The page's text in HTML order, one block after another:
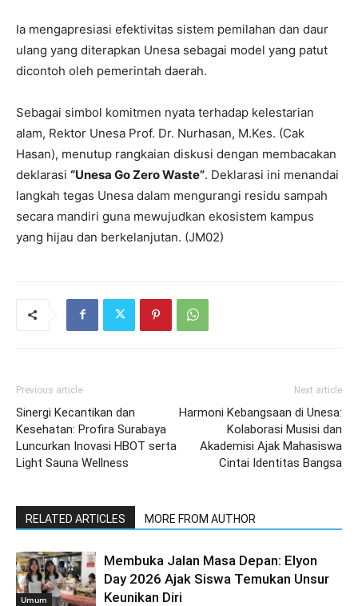
Ia mengapresiasi efektivitas sistem pemilahan dan daur
ulang yang diterapkan Unesa sebagai model yang patut
dicontoh oleh pemerintah daerah.
Sebagai simbol komitmen nyata terhadap kelestarian
alam, Rektor Unesa Prof. Dr. Nurhasan, M.Kes. (Cak
Hasan), menutup rangkaian diskusi dengan membacakan
deklarasi “Unesa Go Zero Waste”. Deklarasi ini menandai
langkah tegas Unesa dalam mengurangi residu sampah
secara mandiri guna mewujudkan ekosistem kampus
yang hijau dan berkelanjutan. (JM02)
Previous article
Sinergi Kecantikan dan
Kesehatan: Profira Surabaya
Luncurkan Inovasi HBOT serta
Light Sauna Wellness
Next article
Harmoni Kebangsaan di Unesa:
Kolaborasi Musisi dan
Akademisi Ajak Mahasiswa
Cintai Identitas Bangsa
RELATED ARTICLES MORE FROM AUTHOR
Umum
Membuka Jalan Masa Depan: Elyon
Day 2026 Ajak Siswa Temukan Unsur
Keunikan Diri